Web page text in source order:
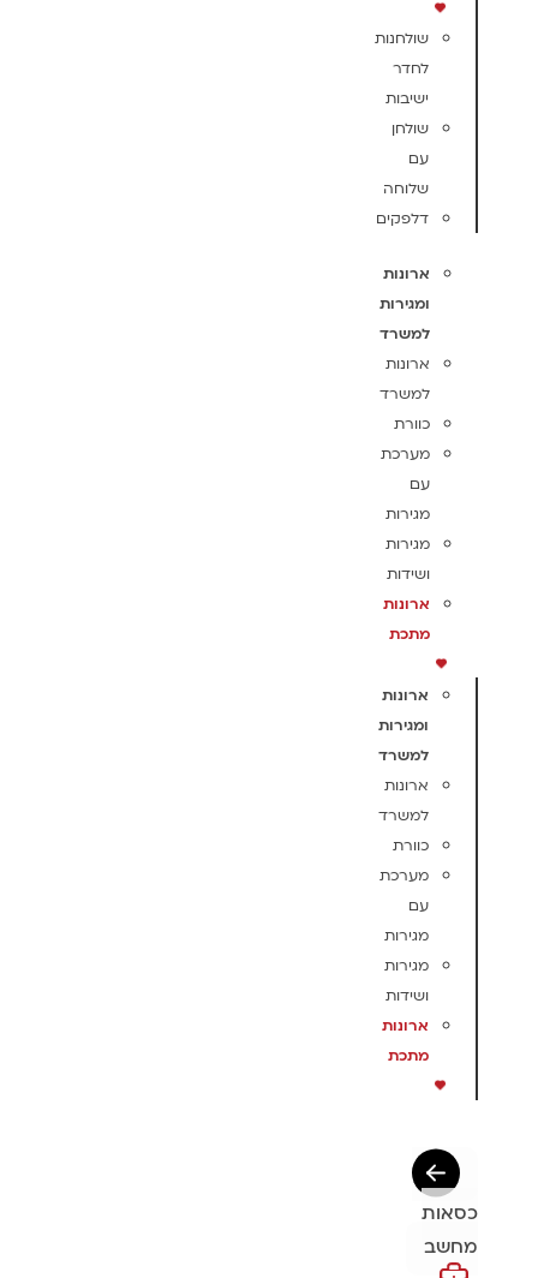
שולחנות
לחדר
ישיבות
שולחן
עם
שלוחה
דלפקים
ארונות
ומגירות
למשרד
ארונות
למשרד
כוורת
מערכת
עם
מגירות
מגירות
ושידות
ארונות
מתכת
ארונות
ומגירות
למשרד
ארונות
למשרד
כוורת
מערכת
עם
מגירות
מגירות
ושידות
ארונות
מתכת
כסאות
מחשב